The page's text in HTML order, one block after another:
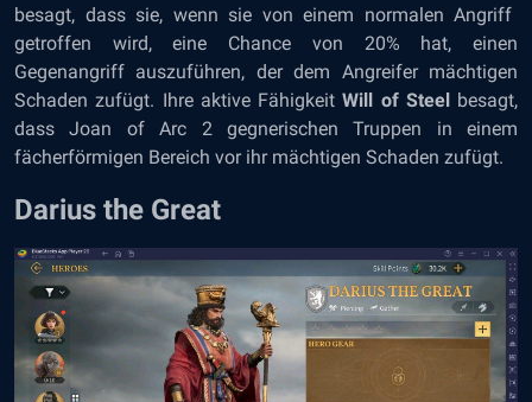
besagt, dass sie, wenn sie von einem normalen Angriff
getroffen wird, eine Chance von 20% hat, einen
Gegenangriff auszuführen, der dem Angreifer mächtigen
Schaden zufügt. Ihre aktive FähigkeitWill of Steel
besagt,
dass Joan of Arc 2 gegnerischen Truppen in einem
fächerförmigen Bereich vor ihr mächtigen Schaden zufügt.
Darius the Great